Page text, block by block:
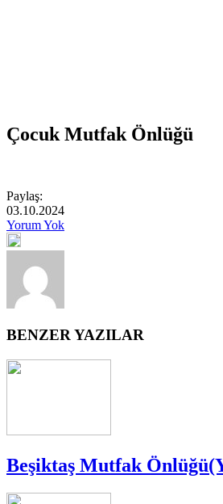
Çocuk Mutfak Önlüğü
Paylaş:
03.10.2024
Yorum Yok
BENZER YAZILAR
Beşiktaş Mutfak